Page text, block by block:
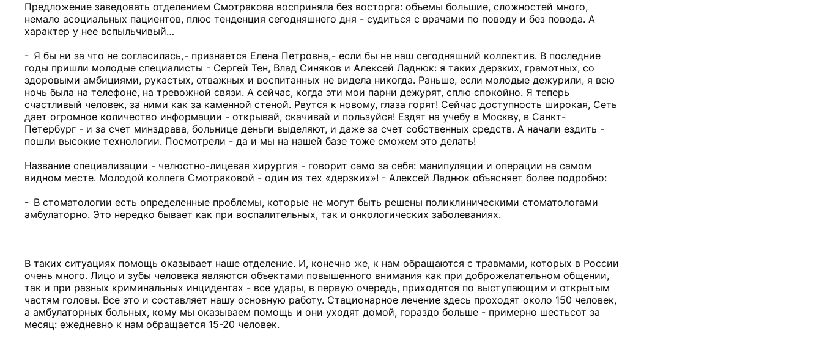
Предложение заведовать отделением Смотракова восприняла без восторга: объемы большие, сложностей много,
немало асоциальных пациентов, плюс тенденция сегодняшнего дня - судиться с врачами по поводу и без повода. А
характер у нее вспыльчивый…
- Я бы ни за что не согласилась, - признается Елена Петровна, - если бы не наш сегодняшний коллектив. В последние
годы пришли молодые специалисты - Сергей Тен, Влад Синяков и Алексей Ладнюк: я таких дерзких, грамотных, со
здоровыми амбициями, рукастых, отважных и воспитанных не видела никогда. Раньше, если молодые дежурили, я всю
ночь была на телефоне, на тревожной связи. А сейчас, когда эти мои парни дежурят, сплю спокойно. Я теперь
счастливый человек, за ними как за каменной стеной. Рвутся к новому, глаза горят! Сейчас доступность широкая, Сеть
дает огромное количество информации - открывай, скачивай и пользуйся! Ездят на учебу в Москву, в Санкт-
Петербург - и за счет минздрава, больнице деньги выделяют, и даже за счет собственных средств. А начали ездить -
пошли высокие технологии. Посмотрели - да и мы на нашей базе тоже сможем это делать!
Название специализации - челюстно-лицевая хирургия - говорит само за себя: манипуляции и операции на самом
видном месте. Молодой коллега Смотраковой - один из тех «дерзких»! - Алексей Ладнюк объясняет более подробно:
- В стоматологии есть определенные проблемы, которые не могут быть решены поликлиническими стоматологами
амбулаторно. Это нередко бывает как при воспалительных, так и онкологических заболеваниях.
В таких ситуациях помощь оказывает наше отделение. И, конечно же, к нам обращаются с травмами, которых в России
очень много. Лицо и зубы человека являются объектами повышенного внимания как при доброжелательном общении,
так и при разных криминальных инцидентах - все удары, в первую очередь, приходятся по выступаю­щим и открытым
частям головы. Все это и составляет нашу основную работу. Стационарное лечение здесь проходят около 150 человек,
а амбулаторных больных, кому мы оказываем помощь и они уходят домой, гораздо больше - примерно шестьсот за
месяц: ежедневно к нам обращается 15-20 человек.